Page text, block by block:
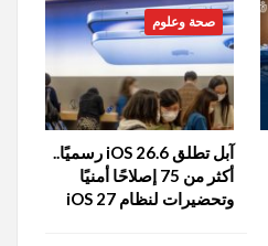
صحة وعلوم
آبل تطلق iOS 26.6 رسميًا..
أكثر من 75 إصلاحًا أمنيًا
وتحضيرات لنظام iOS 27